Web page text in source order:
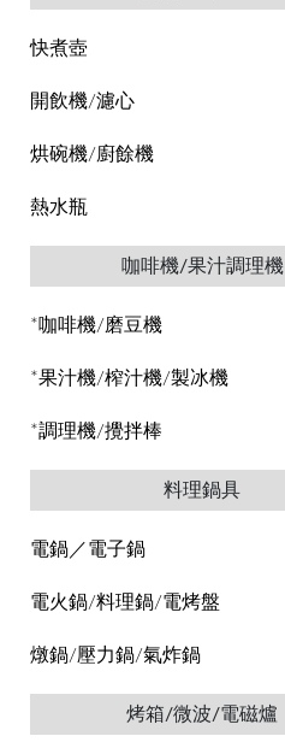
快煮壺
開飲機/濾心
烘碗機/廚餘機
熱水瓶
咖啡機/果汁調理機
*咖啡機/磨豆機
*果汁機/榨汁機/製冰機
*調理機/攪拌棒
料理鍋具
電鍋／電子鍋
電火鍋/料理鍋/電烤盤
燉鍋/壓力鍋/氣炸鍋
烤箱/微波/電磁爐